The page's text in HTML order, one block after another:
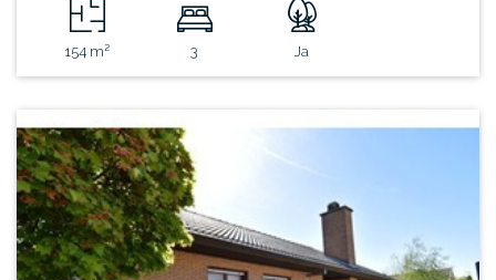
154 m² 3 Ja